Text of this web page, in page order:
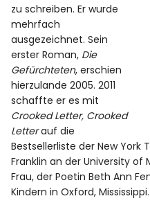
Instagram
Facebook
Twitter
Info
zu schreiben. Er wurde
mehrfach
ausgezeichnet. Sein
erster Roman, Die
Gefürchteten, erschien
hierzulande 2005. 2011
schaffte er es mit
Crooked Letter, Crooked
Letterauf die
Bestsellerliste der New
Franklin an der University of
Frau, der Poetin Beth Ann
Kindern in Oxford, Mississippi.